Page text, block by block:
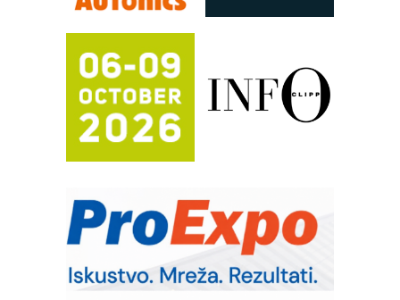
Trajna oznaka kao dugoročna korist
Bezbednost na prvom mestu!
IB BLUMENAUER - više od 40 godina
poverenja u industriji
RMQ-TITAN ADVANCED INDICATOR
upravljanje mašinama
Sigurnije ispitivanje transformatora u
solarnim elektranama i vetroparkovima
Pranje točkova na gradilištu- standard
modernog i odgovornog građenja